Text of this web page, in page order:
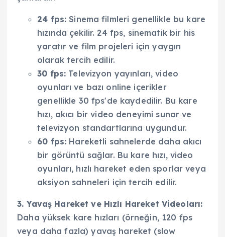
24 fps: Sinema filmleri genellikle bu kare
hızında çekilir. 24 fps, sinematik bir his
yaratır ve film projeleri için yaygın
olarak tercih edilir.
30 fps: Televizyon yayınları, video
oyunları ve bazı online içerikler
genellikle 30 fps'de kaydedilir. Bu kare
hızı, akıcı bir video deneyimi sunar ve
televizyon standartlarına uygundur.
60 fps: Hareketli sahnelerde daha akıcı
bir görüntü sağlar. Bu kare hızı, video
oyunları, hızlı hareket eden sporlar veya
aksiyon sahneleri için tercih edilir.
3. Yavaş Hareket ve Hızlı Hareket Videoları:
Daha yüksek kare hızları (örneğin, 120 fps
veya daha fazla) yavaş hareket (slow